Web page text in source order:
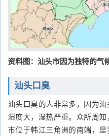
资料图：汕头市因为独特的气
汕头口臭
汕头口臭的人非常多，因为
湿度大，湿热严重。众所周
市位于韩江三角洲的南端，